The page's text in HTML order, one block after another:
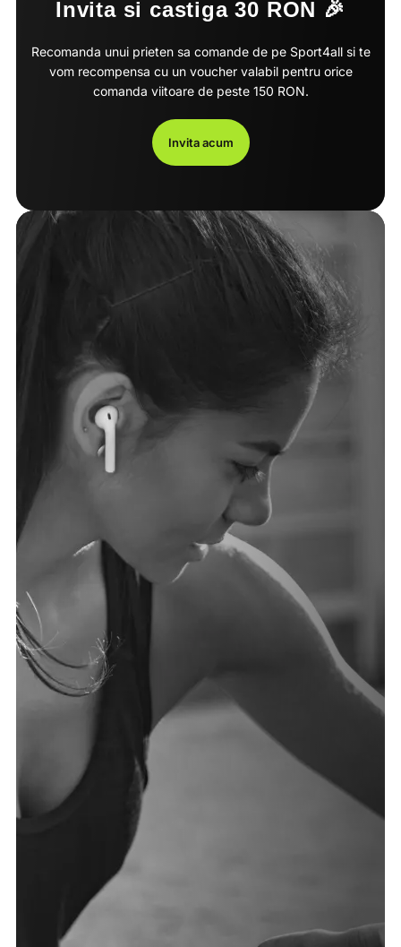
Invita si castiga 30 RON 🎉
Recomanda unui prieten sa comande de pe Sport4all si te
vom recompensa cu un voucher valabil pentru orice
comanda viitoare de peste 150 RON.
Invita acum